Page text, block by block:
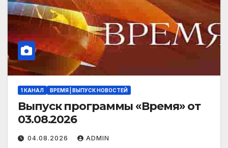
1 КАНАЛ ВРЕМЯ | ВЫПУСК НОВОСТЕЙ
Выпуск программы «Время» от
03.08.2026
04.08.2026 ADMIN